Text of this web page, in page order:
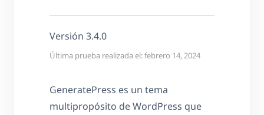
Versión 3.4.0
Última prueba realizada el: febrero 14, 2024
GeneratePress es un tema
multipropósito de WordPress que